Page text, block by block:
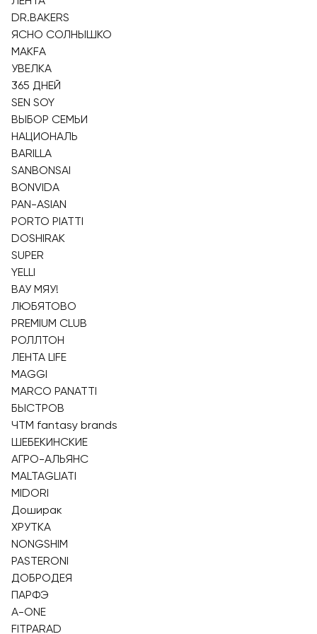
DR.BAKERS
ЯСНО СОЛНЫШКО
MAKFA
УВЕЛКА
365 ДНЕЙ
SEN SOY
ВЫБОР СЕМЬИ
НАЦИОНАЛЬ
BARILLA
SANBONSAI
BONVIDA
PAN-ASIAN
PORTO PIATTI
DOSHIRAK
SUPER
YELLI
ВАУ МЯУ!
ЛЮБЯТОВО
PREMIUM CLUB
РОЛЛТОН
ЛЕНТА LIFE
MAGGI
MARCO PANATTI
БЫСТРОВ
ЧТМ fantasy brands
ШЕБЕКИНСКИЕ
АГРО-АЛЬЯНС
MALTAGLIATI
MIDORI
Доширак
ХРУТКА
NONGSHIM
PASTERONI
ДОБРОДЕЯ
ПАРФЭ
A-ONE
FITPARAD